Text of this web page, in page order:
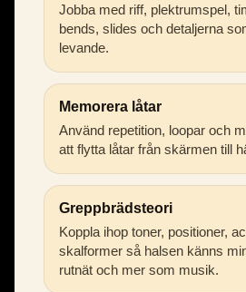
Jobba med riff, plektrumspel,
bends, slides och detaljerna
levande.
Memorera låtar
Använd repetition, loopar och
att flytta låtar från skärmen till
Greppbrädsteori
Koppla ihop toner, positioner,
skalformer så halsen känns
rutnät och mer som musik.